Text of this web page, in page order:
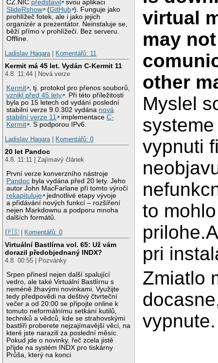
CZ.NIC představil
svou aplikaci
SlideRshow
(GitHub ). Funguje jako
prohlížeč fotek, ale i jako jejich
organizér a prezentátor. Neinstaluje se,
běží přímo v prohlížeči. Bez serveru.
Offline.
Ladislav Hagara | Komentářů: 11
Kermit má 45 let. Vydán C-Kermit 11
4.8. 11:44 | Nová verze
Kermit , tj. protokol pro přenos souborů,
vznikl před 45 lety . Při této příležitosti
byla po 15 letech od vydání poslední
stabilní verze 9.0.302 vydána nová
stabilní verze 11
implementaceC-
Kermit . S podporou IPv6.
Ladislav Hagara | Komentářů: 0
20 let Pandoc
4.8. 11:11 | Zajímavý článek
První verze konverzního nástroje
Pandoc byla vydána před 20 lety. Jeho
autor John MacFarlane při tomto výročí
rekapituluje
jednotlivé etapy vývoje
a přidávání nových funkcí – rozšíření
nejen Markdownu a podporu mnoha
dalších formátů.
|🇵🇸 | Komentářů: 0
Virtuální Bastlírna vol. 65: Už vám
dorazil předobjednaný INDX?
4.8. 00:55 | Pozvánky
Srpen přinesl nejen další spalující
vedro, ale také Virtuální Bastlírnu s
neméně žhavými novinkami. Využijte
tedy předpovědi na deštivý čtvrteční
večer a od 20:00 se připojte online k
tomuto neformálnímu setkání kutilů,
techniků a vědců, kde se strahovskými
bastlíři proberete nejzajímavější věci, na
které jste narazili za poslední měsíc.
Pokud jde o novinky, řeč zcela jistě
přijde na systém INDX pro tiskárny
Průša, který na konci
virtual
may
other
Myslel
vypnuti
to
pri
Zmiatlo
vypnute.